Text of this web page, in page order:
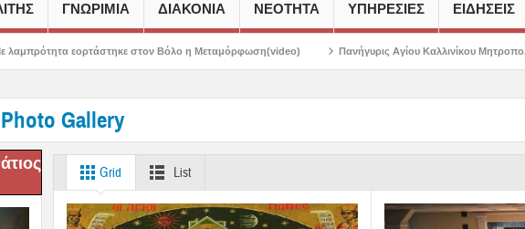
ΓΝΩΡΙΜΙΑ ΔΙΑΚΟΝΙΑ ΝΕΟΤΗΤΑ ΥΠΗΡΕΣΙΕΣ ΕΙΔΗΣΕΙΣ
στον Βόλο η Μεταμόρφωση(video) Πανήγυρις Αγίου Καλλινίκου Μητροπολίτου Εδέσσης στην Νέα
Photo Gallery
Grid List